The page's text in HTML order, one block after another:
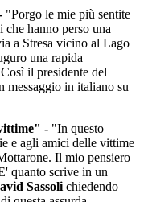
"Porgo le mie più sentite
hanno perso una
a Stresa vicino al Lago
una rapida
il presidente del
messaggio in italiano su
- "In questo
e agli amici delle vittime
Il mio pensiero
quanto scrive in un
Sassoli chiedendo